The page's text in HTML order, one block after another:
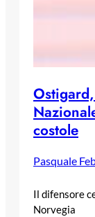
costole
Pasquale
Il difensore
Norvegia